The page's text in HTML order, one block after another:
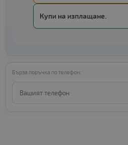
Купи на изплащане.
Бърза поръчка по телефон: